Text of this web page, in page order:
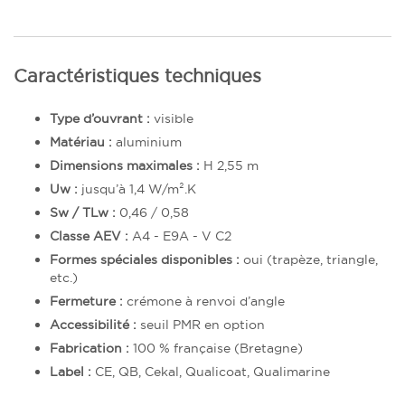
Caractéristiques techniques
Type d’ouvrant : visible
Matériau : aluminium
Dimensions maximales : H 2,55 m
Uw : jusqu’à 1,4 W/m².K
Sw / TLw : 0,46 / 0,58
Classe AEV : A4 - E9A - V C2
Formes spéciales disponibles : oui (trapèze, triangle,
etc.)
Fermeture : crémone à renvoi d’angle
Accessibilité : seuil PMR en option
Fabrication : 100 % française (Bretagne)
Label : CE, QB, Cekal, Qualicoat, Qualimarine